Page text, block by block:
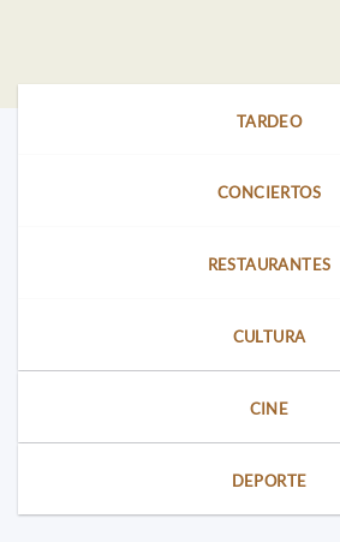
TARDEO
CONCIERTOS
RESTAURANTES
CULTURA
CINE
DEPORTE